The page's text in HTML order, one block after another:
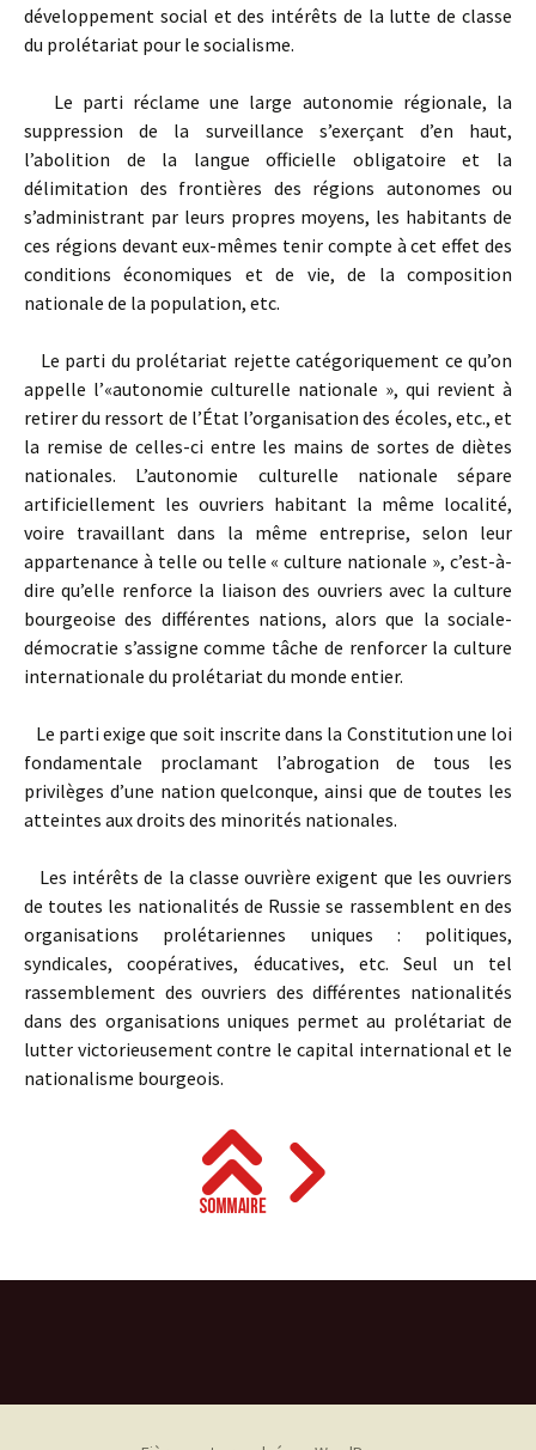
développement social et des intérêts de la lutte de classe
du prolétariat pour le socialisme.
Le parti réclame une large autonomie régionale, la
suppression de la surveillance s’exerçant d’en haut,
l’abolition de la langue officielle obligatoire et la
délimitation des frontières des régions autonomes ou
s’administrant par leurs propres moyens, les habitants de
ces régions devant eux-mêmes tenir compte à cet effet des
conditions économiques et de vie, de la composition
nationale de la population, etc.
Le parti du prolétariat rejette catégoriquement ce qu’on
appelle l’«autonomie culturelle nationale », qui revient à
retirer du ressort de l’État l’organisation des écoles, etc., et
la remise de celles-ci entre les mains de sortes de diètes
nationales. L’autonomie culturelle nationale sépare
artificiellement les ouvriers habitant la même localité,
voire travaillant dans la même entreprise, selon leur
appartenance à telle ou telle « culture nationale », c’est-à-
dire qu’elle renforce la liaison des ouvriers avec la culture
bourgeoise des différentes nations, alors que la sociale-
démocratie s’assigne comme tâche de renforcer la culture
internationale du prolétariat du monde entier.
Le parti exige que soit inscrite dans la Constitution une loi
fondamentale proclamant l’abrogation de tous les
privilèges d’une nation quelconque, ainsi que de toutes les
atteintes aux droits des minorités nationales.
Les intérêts de la classe ouvrière exigent que les ouvriers
de toutes les nationalités de Russie se rassemblent en des
organisations prolétariennes uniques : politiques,
syndicales, coopératives, éducatives, etc. Seul un tel
rassemblement des ouvriers des différentes nationalités
dans des organisations uniques permet au prolétariat de
lutter victorieusement contre le capital international et le
nationalisme bourgeois.